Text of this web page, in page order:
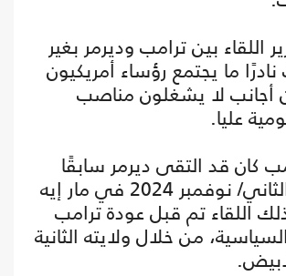
اللقاء بين ترامب وديرمر بغير
ما يجتمع رؤساء أمريكيون
أجانب لا يشغلون مناصب
عليا.
كان قد التقى ديرمر سابقًا
في تشرين الثاني/ نوفمبر 2024 في مار إيه
اللقاء تم قبل عودة ترامب
من خلال ولايته الثانية